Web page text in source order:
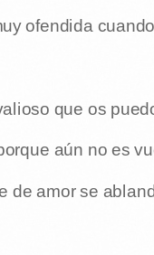
ofendida
que os
aún no es
de amor se